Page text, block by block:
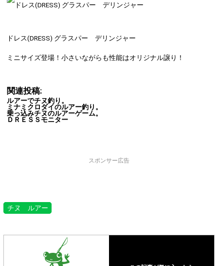
ドレス(DRESS) グラスパー デリンジャー
ミニサイズ登場！小さいながらも性能はオリジナル譲り！
関連投稿:
ルアーでチヌ釣り。
ミナミクロダイのルアー釣り。
乗っ込みチヌのルアーゲーム。
ＤＲＥＳＳモニター
スポンサー広告
チヌ ルアー